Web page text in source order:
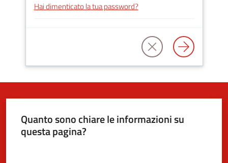
argomenti
Hai dimenticato la tua password?
Quanto sono chiare le informazioni su
questa pagina?